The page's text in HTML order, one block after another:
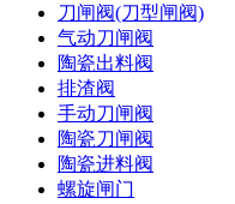
刀闸阀(刀型闸阀)
气动刀闸阀
陶瓷出料阀
排渣阀
手动刀闸阀
陶瓷刀闸阀
陶瓷进料阀
螺旋闸门